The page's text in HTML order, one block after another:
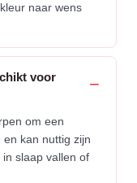
naar wens
voor
om een
kan nuttig zijn
slaap vallen of